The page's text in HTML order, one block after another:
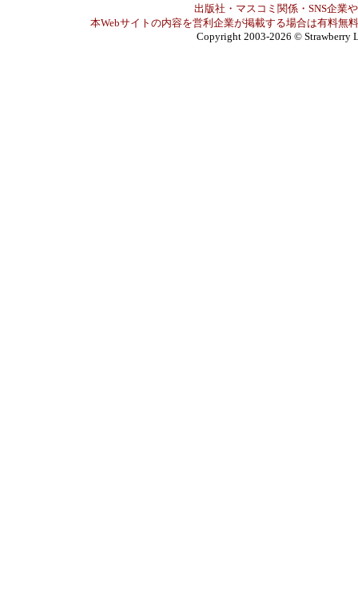
出版社・マスコミ関係・SNS企業
本Webサイトの内容を営利企業が掲載する場合は有料無
Copyright 2003-2026 © Strawberry